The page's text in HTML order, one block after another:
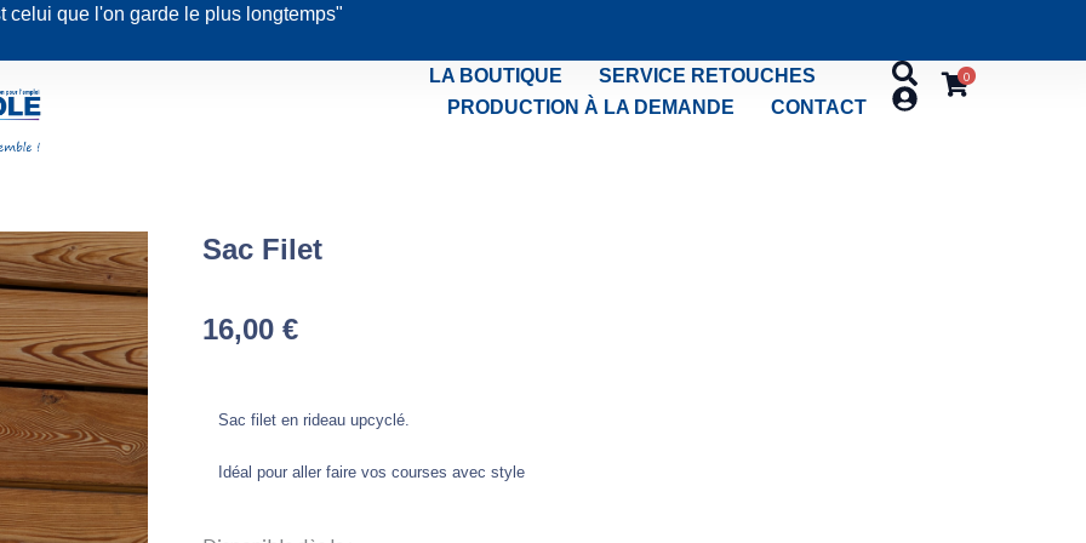
celui que l'on garde le plus longtemps"
LA BOUTIQUE
SERVICE RETOUCHES
PRODUCTION À LA DEMANDE
CONTACT
0
Sac Filet
16,00 €
Sac filet en rideau upcyclé.
Idéal pour aller faire vos courses avec style